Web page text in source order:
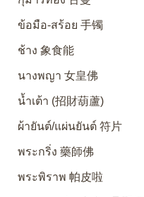
ข้อมือ-สร้อย 手镯
ช้าง 象食能
นางพญา 女皇佛
น้ำเต้า (招財葫蘆)
ผ้ายันต์/แผ่นยันต์ 符片
พระกริ่ง 藥師佛
พระพิราพ 帕皮啦